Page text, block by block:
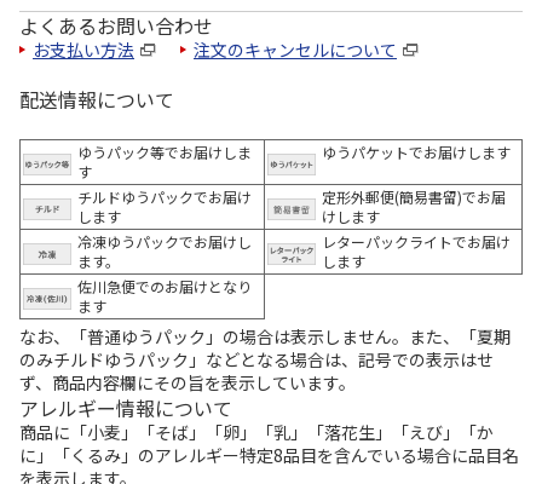
よくあるお問い合わせ
お支払い方法 注文のキャンセルについて
配送情報について
ゆうパック等でお届けしま
す
ゆうパケットでお届けします
チルドゆうパックでお届け
します
定形外郵便(簡易書留)でお届
けします
冷凍ゆうパックでお届けし
ます。
レターパックライトでお届け
します
佐川急便でのお届けとなり
ます
なお、「普通ゆうパック」の場合は表示しません。また、「夏期
のみチルドゆうパック」などとなる場合は、記号での表示はせ
ず、商品内容欄にその旨を表示しています。
アレルギー情報について
商品に「小麦」「そば」「卵」「乳」「落花生」「えび」「か
に」「くるみ」のアレルギー特定8品目を含んでいる場合に品目名
を表示します。